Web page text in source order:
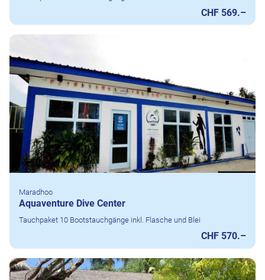
CHF 569.–
Maradhoo
Aquaventure Dive Center
Tauchpaket 10 Bootstauchgänge inkl. Flasche und Blei
CHF 570.–